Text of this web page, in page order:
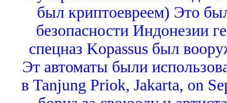
был криптоевреем) Это
безопасности Индонезии
спецназ Kopassus был
Эт автоматы были
в Tanjung Priok, Jakarta, on